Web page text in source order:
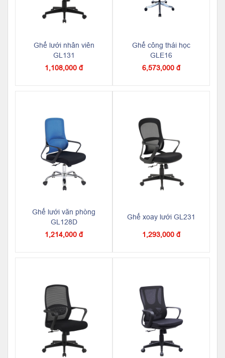
Ghế lưới nhân viên
GL131
1,108,000 đ
Ghế công thái học
GLE16
6,573,000 đ
Ghế lưới văn phòng
GL128D
1,214,000 đ
Ghế xoay lưới GL231
1,293,000 đ